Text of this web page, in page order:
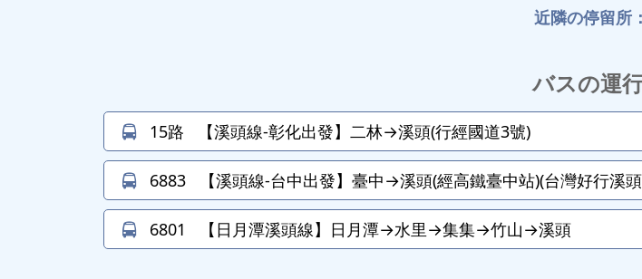
近隣の停留所：
バスの運
15路 【溪頭線-彰化出發】二林→溪頭(行經國道3號)
6883 【溪頭線-台中出發】臺中→溪頭(經高鐵臺中站)(台灣好行溪
6801 【日月潭溪頭線】日月潭→水里→集集→竹山→溪頭